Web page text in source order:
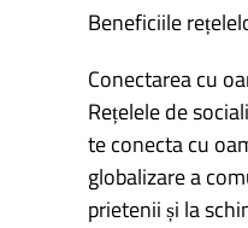
Beneficiile
Conectarea cu
Rețelele de
te conecta cu
globalizare a
prietenii și la